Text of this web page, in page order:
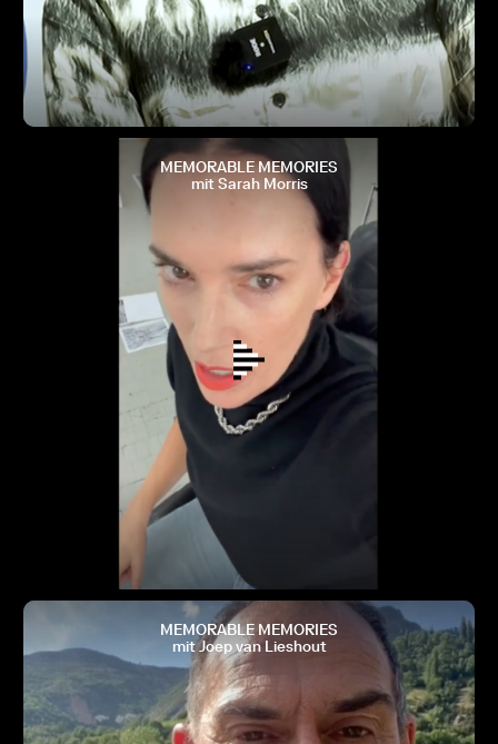
MEMORABLE MEMORIES
mit Sarah Morris
MEMORABLE MEMORIES
mit Joep van Lieshout